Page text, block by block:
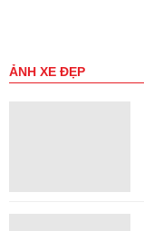
ẢNH XE ĐẸP